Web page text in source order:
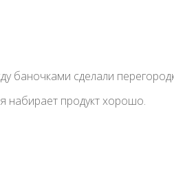
баночками сделали
набирает продукт хорошо.